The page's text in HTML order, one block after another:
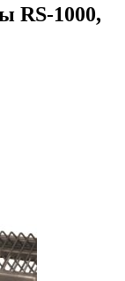
RS-1000,